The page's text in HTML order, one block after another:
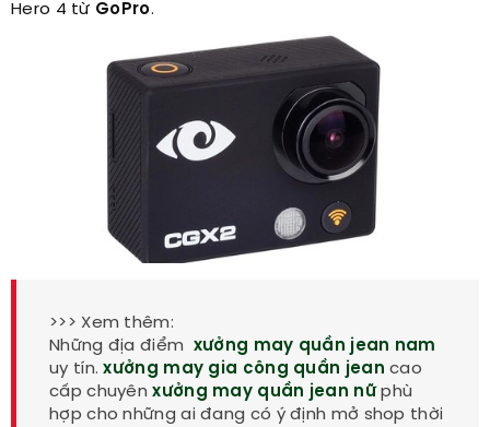
Hero 4 từ GoPro.
>>> Xem thêm:
Những địa điểm xưởng may quần jean nam
uy tín.xưởng may gia công quần jean cao
cấp chuyênxưởng may quần jean nữphù
hợp cho những ai đang có ý định mở shop thời